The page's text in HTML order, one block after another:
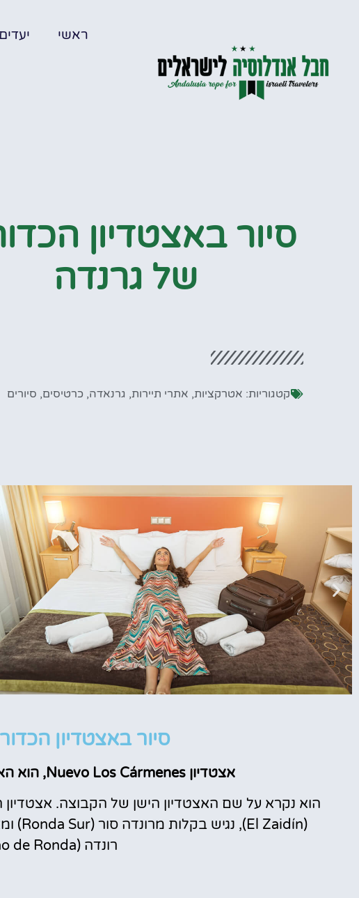
ראשי
סיור באצטדיון
של גרנדה
קטגוריות: אטרקציות, אתרי תיירות, גרנאדה, כרטיסים, סיורים
פה!
סיור באצטדיון
אצטדיון Nuevo Los Cármenes, הוא האצטדיון הביתי של גרנדה CF.
הוא נקרא על שם האצטדיון הישן של הקבוצה. אצטדיון
(
El Zaidín) , נגיש בקלות מרונדה סור (Ronda Sur)
רונדה (de Ronda)